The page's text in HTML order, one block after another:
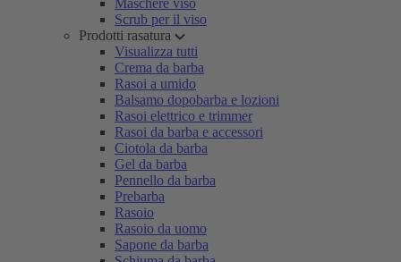
Maschere viso
Scrub per il viso
Prodotti rasatura
Visualizza tutti
Crema da barba
Rasoi a umido
Balsamo dopobarba e lozioni
Rasoi elettrico e trimmer
Rasoi da barba e accessori
Ciotola da barba
Gel da barba
Pennello da barba
Prebarba
Rasoio
Rasoio da uomo
Sapone da barba